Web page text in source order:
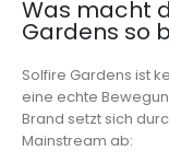
Was macht
Gardens so
Solfire Gardens ist
eine echte
Brand setzt sich
Mainstream ab: